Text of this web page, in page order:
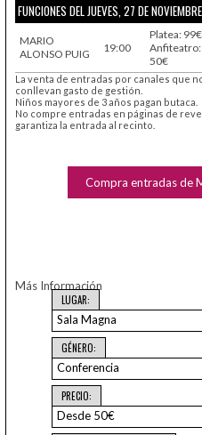
FUNCIONES DEL JUEVES, 27 DE
MARIO
ALONSO PUIG
19:00
Platea:
Anfiteatro:
50€
La venta de entradas por canales que
conllevan gasto de gestión.
Niños mayores de 3 años pagan butaca.
No compre entradas en páginas de
garantiza la entrada al recinto.
Compra entradas de
Más Información
LUGAR:
Sala Magna
GÉNERO:
Conferencia
PRECIO:
Desde 50€